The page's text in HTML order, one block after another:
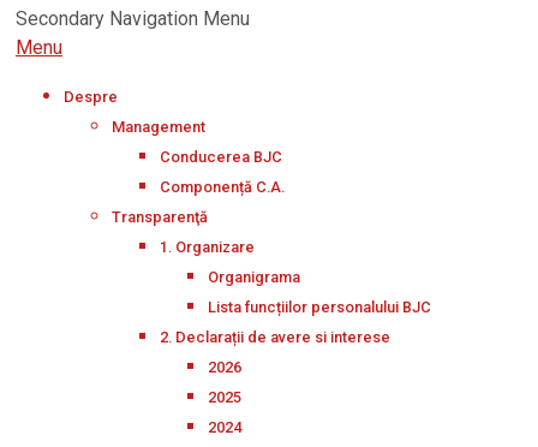
Secondary Navigation Menu
Menu
Despre
Management
Conducerea BJC
Componență C.A.
Transparenţă
1. Organizare
Organigrama
Lista funcțiilor personalului BJC
2. Declarații de avere si interese
2026
2025
2024